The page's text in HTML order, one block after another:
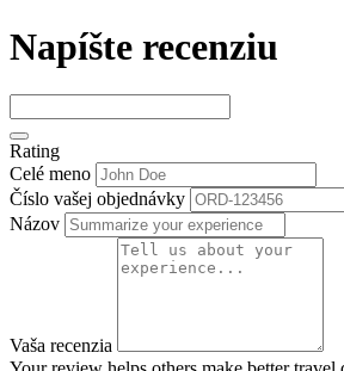
Napíšte recenziu
Rating
Celé meno
Číslo vašej objednávky
Názov
Vaša recenzia